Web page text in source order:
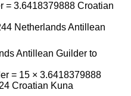
= 3.6418379888 Croatian
Netherlands Antillean
Antillean Guilder to
= 15 × 3.6418379888
Croatian Kuna